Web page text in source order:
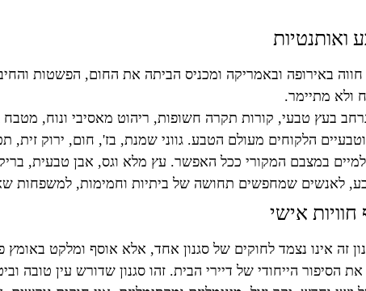
באירופה ובאמריקה ומכניס הביתה את החום, הפשטות
ולא מתיימר.
בעץ טבעי, קורות תקרה חשופות, ריהוט מאסיבי ונוח, מטבח
הלקוחים מעולם הטבע. גווני שמנת, בז', חום, ירוק זית,
במצבם המקורי ככל האפשר. עץ מלא וגס, אבן טבעית,
לאנשים שמחפשים תחושה של ביתיות וחמימות, למשפחות
זה אינו נצמד לחוקים של סגנון אחד, אלא אוסף ומלקט
הסיפור הייחודי של דיירי הבית. זהו סגנון שדורש עין טובה